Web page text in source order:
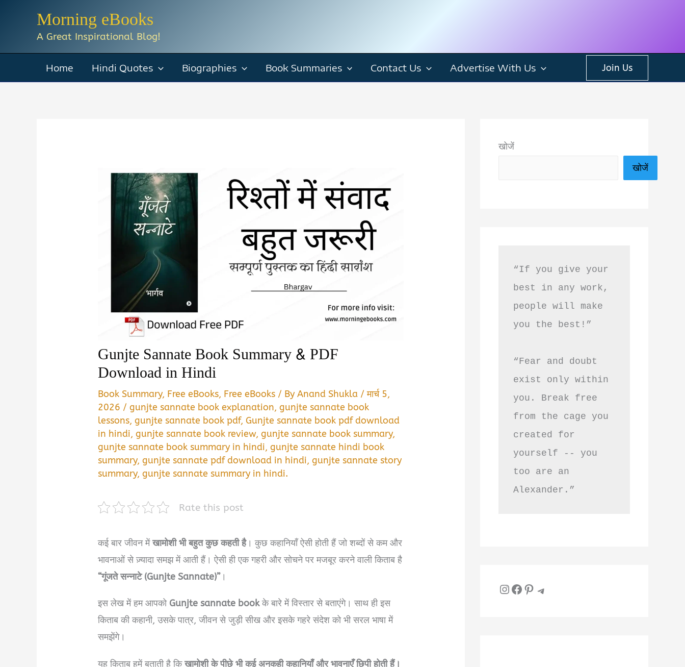
Morning eBooks
A Great Inspirational Blog!
Home Hindi Quotes Biographies Book Summaries Contact Us Advertise With Us Join Us
Gunjte Sannate Book Summary & PDF
Download in Hindi
Book Summary, Free eBooks, Free eBooks / ByAnand Shukla /मार्च 5,
2026 /gunjte sannate book explanation,gunjte sannate book
lessons,gunjte sannate book pdf, Gunjte sannate book pdf download
in hindi,gunjte sannate book review,gunjte sannate book summary,
gunjte sannate book summary in hindi,gunjte sannate hindi book
summary,gunjte sannate pdf download in hindi,gunjte sannate story
summary,gunjte sannate summary in hindi.
Rate this post
कई बार जीवन मेंखामोशी भी बहुत कुछ कहती है। कुछ कहानियाँ ऐसी होती हैं जो शब्दों से कम और
भावनाओं से ज़्यादा समझ में आती हैं। ऐसी ही एक गहरी और सोचने पर मजबूर करने वाली किताब है
“गूंजते सन्नाटे (Gunjte Sannate)”।
इस लेख में हम आपको Gunjte sannate bookके बारे में विस्तार से बताएंगे। साथ ही इस
किताब की कहानी, उसके पात्र, जीवन से जुड़ी सीख और इसके गहरे संदेश को भी सरल भाषा में
समझेंगे।
यह किताब हमें बताती है किखामोशी के पीछे भी कई अनकही कहानियाँ और भावनाएँ छिपी होती हैं।
खोजें
खोजें
“If you give your
best in any work,
people will make
you the best!”
“Fear and doubt
exist only within
you. Break free
from the cage you
created for
yourself -- you
too are an
Alexander.”
InstagramFacebook Pinterest Telegram